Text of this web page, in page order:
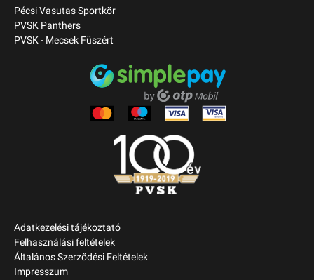
Pécsi Vasutas Sportkör
PVSK Panthers
PVSK - Mecsek Füszért
Adatkezelési tájékoztató
Felhasználási feltételek
Általános Szerződési Feltételek
Impresszum